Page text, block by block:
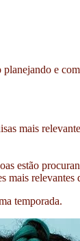
e
mais
estão
mais relevantes
temporada.